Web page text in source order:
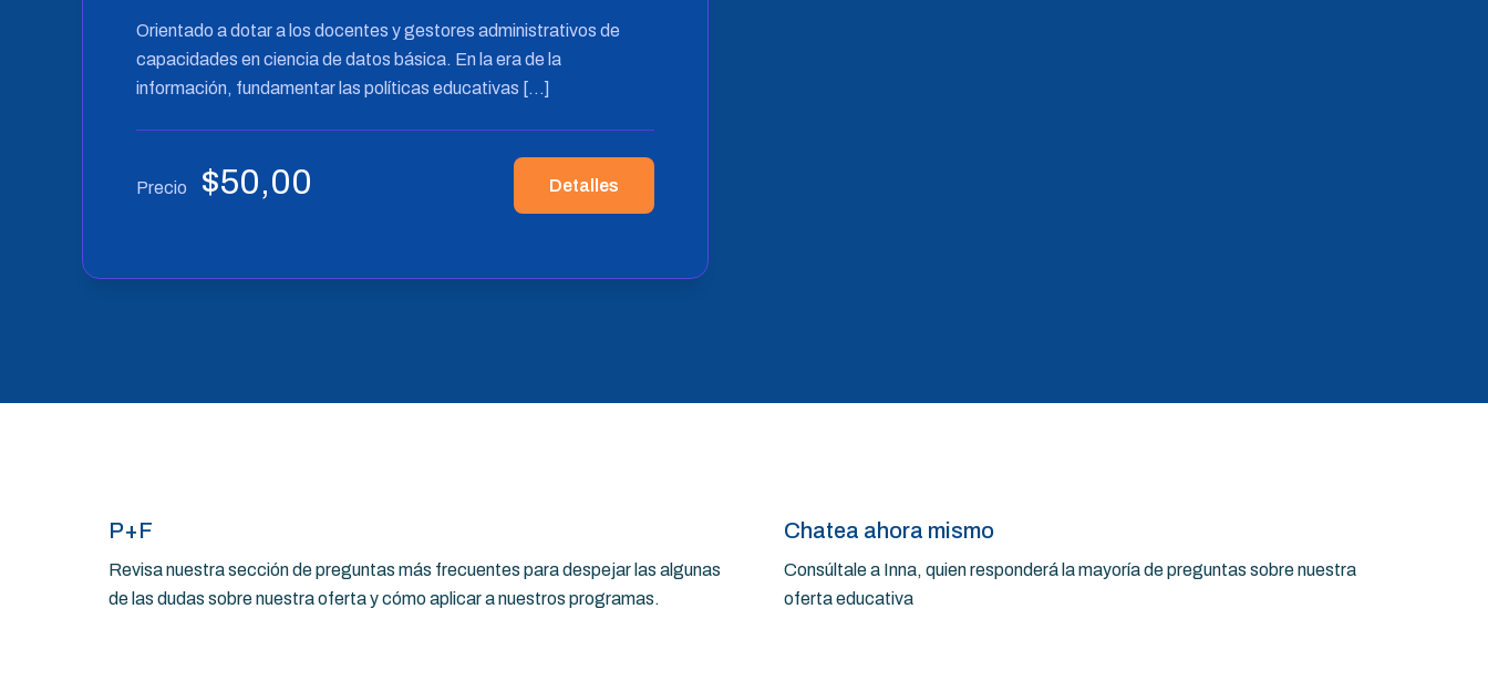
Orientado a dotar a los docentes y gestores administrativos de
capacidades en ciencia de datos básica. En la era de la
información, fundamentar las políticas educativas […]
Precio $50,00 Detalles
P+F
Revisa nuestra sección de preguntas más frecuentes para despejar las algunas
de las dudas sobre nuestra oferta y cómo aplicar a nuestros programas.
Chatea ahora mismo
Consúltale a Inna, quien responderá la mayoría de preguntas sobre nuestra
oferta educativa